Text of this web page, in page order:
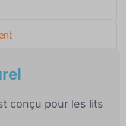
conçu pour les lits